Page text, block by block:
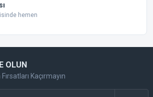
hemen
OLUN
Kaçırmayın